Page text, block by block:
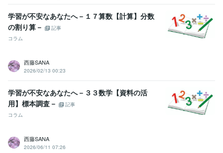
学習が不安なあなたへ－１７算数【計算】分数
の割り算－
記事
コラム
西藤SANA
2026/02/13 00:23
学習が不安なあなたへ－３３数学【資料の活
用】標本調査－
記事
コラム
西藤SANA
2026/06/11 07:26